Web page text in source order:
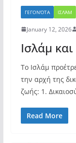
ΓΕΓΟΝΌΤΑ ΙΣΛΆΜ
January 12, 2026
Ισλάμ
Το Ισλάμ
την αρχή της
ζωής: 1.
Read More